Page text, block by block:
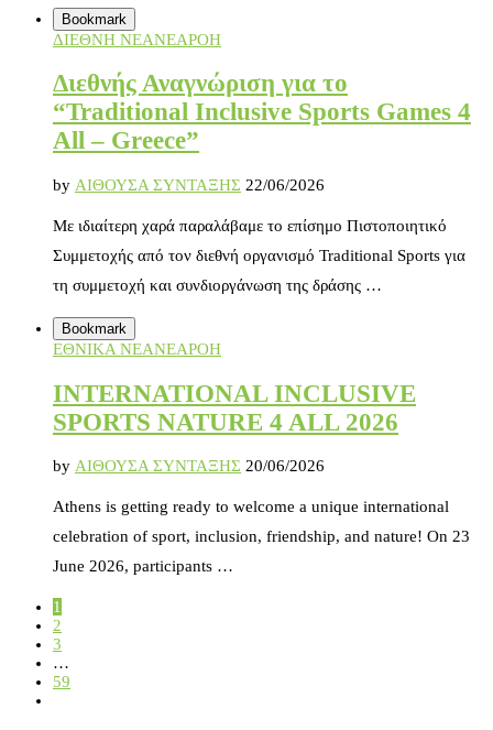
Bookmark
ΔΙΕΘΝΗ ΝΕΑΝΕΑΡΟΗ
Διεθνής Αναγνώριση για το
“Traditional Inclusive Sports Games 4
All – Greece”
by ΑΙΘΟΥΣΑ ΣΥΝΤΑΞΗΣ 22/06/2026
Με ιδιαίτερη χαρά παραλάβαμε το επίσημο Πιστοποιητικό
Συμμετοχής από τον διεθνή οργανισμό Traditional Sports για
τη συμμετοχή και συνδιοργάνωση της δράσης …
Bookmark
ΕΘΝΙΚΑ ΝΕΑΝΕΑΡΟΗ
INTERNATIONAL INCLUSIVE
SPORTS NATURE 4 ALL 2026
by ΑΙΘΟΥΣΑ ΣΥΝΤΑΞΗΣ 20/06/2026
Athens is getting ready to welcome a unique international
celebration of sport, inclusion, friendship, and nature! On 23
June 2026, participants …
1
2
3
…
59